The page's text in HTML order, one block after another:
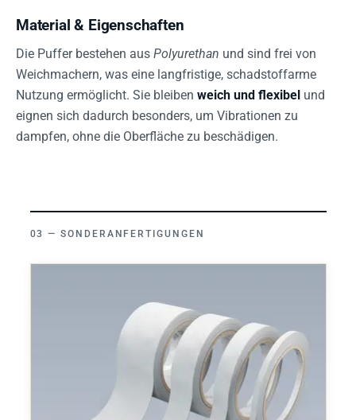
Material & Eigenschaften
Die Puffer bestehen aus Polyurethan und sind frei von
Weichmachern, was eine langfristige, schadstoffarme
Nutzung ermöglicht. Sie bleiben weich und flexibel und
eignen sich dadurch besonders, um Vibrationen zu
dampfen, ohne die Oberfläche zu beschädigen.
SONDERANFERTIGUNGEN